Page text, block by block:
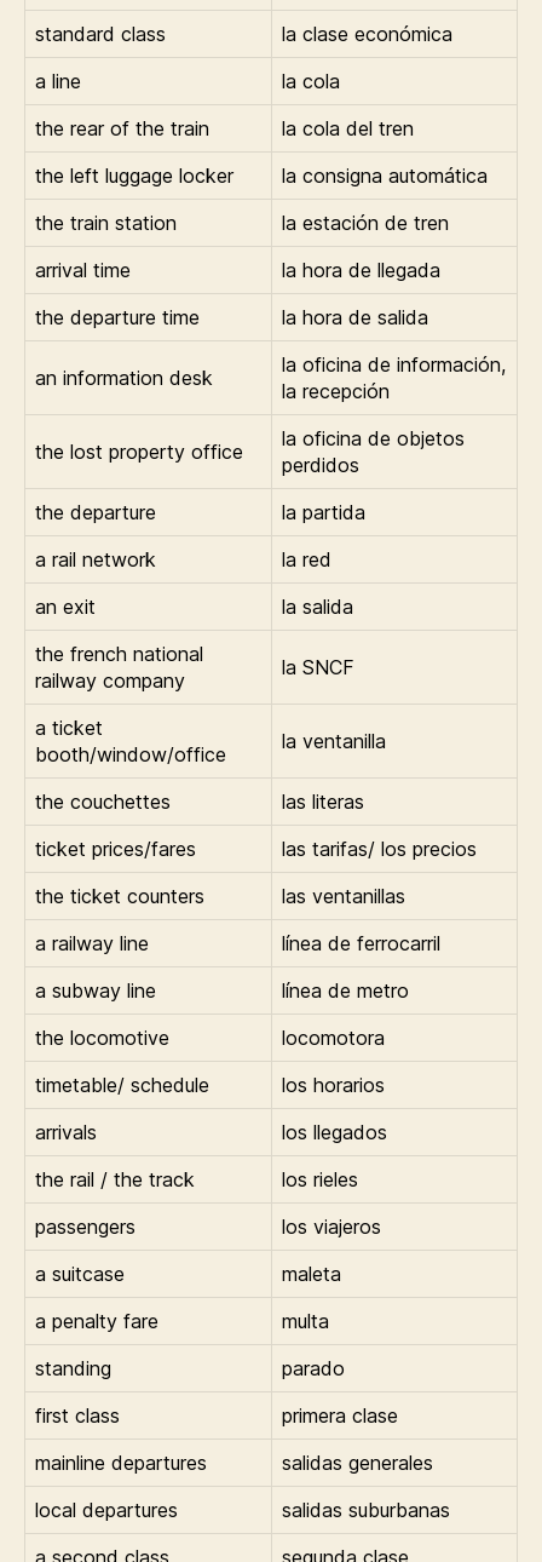
standard class
la clase económica
a line
la cola
the rear of the train
la cola del tren
the left luggage locker
la consigna automática
the train station
la estación de tren
arrival time
la hora de llegada
the departure time
la hora de salida
an information desk
la oficina de información,
la recepción
the lost property office
la oficina de objetos
perdidos
the departure
la partida
a rail network
la red
an exit
la salida
the french national
railway company
la SNCF
a ticket
booth/window/office
la ventanilla
the couchettes
las literas
ticket prices/fares
las tarifas/ los precios
the ticket counters
las ventanillas
a railway line
línea de ferrocarril
a subway line
línea de metro
the locomotive
locomotora
timetable/ schedule
los horarios
arrivals
los llegados
the rail / the track
los rieles
passengers
los viajeros
a suitcase
maleta
a penalty fare
multa
standing
parado
first class
primera clase
mainline departures
salidas generales
local departures
salidas suburbanas
a second class
segunda clase